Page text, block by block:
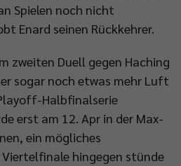
Spielen noch nicht
Enard seinen Rückkehrer.
zweiten Duell gegen Haching
sogar noch etwas mehr Luft
Halbfinalserie
erst am 12. Apr in der Max-
ein mögliches
hingegen stünde